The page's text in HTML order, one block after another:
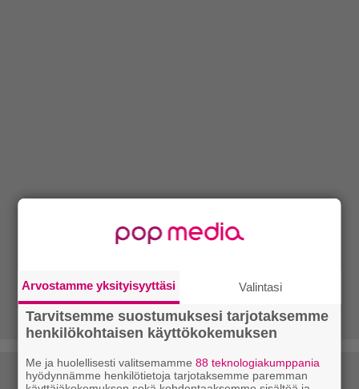
Arvostamme yksityisyyttäsi Valintasi
Tarvitsemme suostumuksesi tarjotaksemme
henkilökohtaisen käyttökokemuksen
Me ja huolellisesti valitsemamme88 teknologiakumppania
hyödynnämme henkilötietoja tarjotaksemme paremman